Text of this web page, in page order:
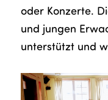
oder Konzerte.
und jungen
unterstützt und